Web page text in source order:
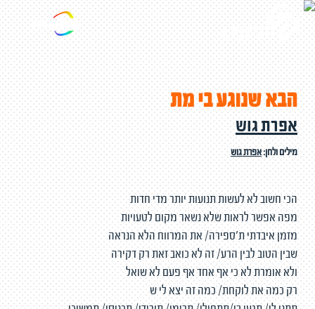
הבא שנוגע בי מת
אפרת גוש
מילים ולחן:אפרת גוש
הכי חשוב לא לעשות תנועות יותר מדי חדות
מפה אפשר לראות שלא נשאר מקום לטעויות
מזמן איבדתי ת׳ספירה/ את המרווח הלא הנראה
שבין הטוב לבין הרע/ זה לא כואב זאת רק דקירה
ולא אומרת לא כי אף אחד אף פעם לא שואל
רק כמה את לוקחת/ כמה זה יצא לי ש